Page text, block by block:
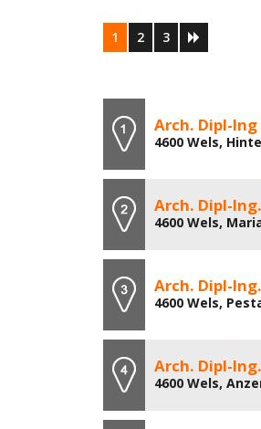
1 2 3
Arch. Dipl-
4600 Wels,
Arch. Dipl-
4600 Wels,
Arch. Dipl-
4600 Wels,
Arch. Dipl-
4600 Wels,